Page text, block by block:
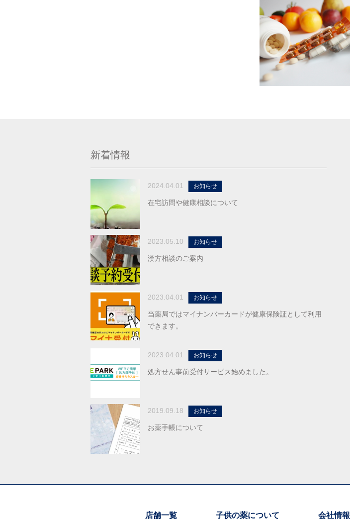
新着情報
2024.04.01 お知らせ
在宅訪問や健康相談について
2023.05.10 お知らせ
漢方相談のご案内
2023.04.01 お知らせ
当薬局ではマイナンバーカードが健康保険証として利用
できます。
2023.04.01 お知らせ
処方せん事前受付サービス始めました。
2019.09.18 お知らせ
お薬手帳について
店舗一覧 子供の薬について 会社情報